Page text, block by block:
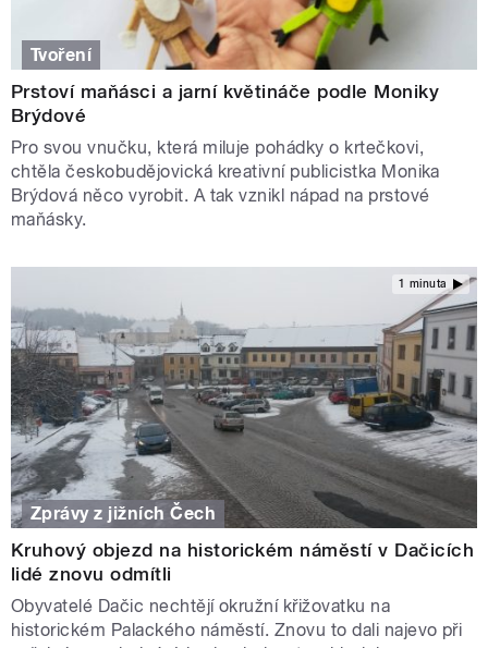
Tvoření
Prstoví maňásci a jarní květináče podle Moniky
Brýdové
Pro svou vnučku, která miluje pohádky o krtečkovi,
chtěla českobudějovická kreativní publicistka Monika
Brýdová něco vyrobit. A tak vznikl nápad na prstové
maňásky.
1 minuta
Zprávy z jižních Čech
Kruhový objezd na historickém náměstí v Dačicích
lidé znovu odmítli
Obyvatelé Dačic nechtějí okružní křižovatku na
historickém Palackého náměstí. Znovu to dali najevo při